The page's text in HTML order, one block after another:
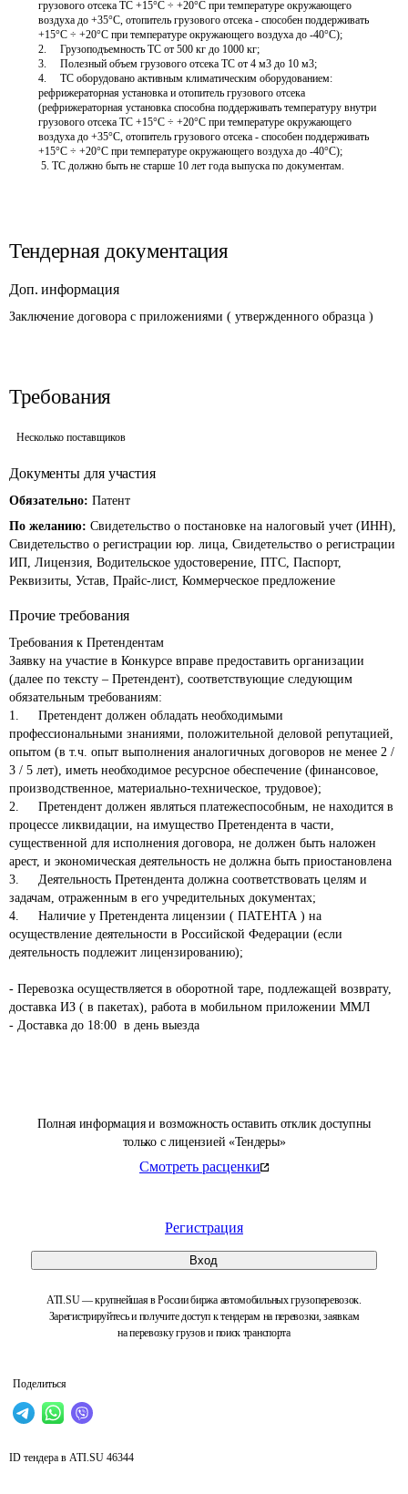
Полная информация и возможность оставить отклик доступны
только с лицензией «Тендеры»
Смотреть расценки
Регистрация
Вход
ATI.SU — крупнейшая в России биржа автомобильных грузоперевозок.
Зарегистрируйтесь и получите доступ к тендерам на перевозки, заявкам
на перевозку грузов и поиск транспорта
Поделиться
грузового отсека ТС +15°C ÷ +20°С при температуре окружающего
воздуха до +35°C, отопитель грузового отсека - способен поддерживать
+15°C ÷ +20°С при температуре окружающего воздуха до -40°C);
2.	Грузоподъемность ТС от 500 кг до 1000 кг;
3.	Полезный объем грузового отсека ТС от 4 м3 до 10 м3;
4.	ТС оборудовано активным климатическим оборудованием:
рефрижераторная установка и отопитель грузового отсека
(рефрижераторная установка способна поддерживать температуру внутри
грузового отсека ТС +15°C ÷ +20°С при температуре окружающего
воздуха до +35°C, отопитель грузового отсека - способен поддерживать
+15°C ÷ +20°С при температуре окружающего воздуха до -40°C);
Тендерная документация
Доп. информация
Заключение договора с приложениями ( утвержденного образца )
Требования
Несколько поставщиков
Документы для участия
Обязательно: Патент
По желанию: Свидетельство о постановке на налоговый учет (ИНН),
Свидетельство о регистрации юр. лица, Свидетельство о регистрации
ИП, Лицензия, Водительское удостоверение, ПТС, Паспорт,
Реквизиты, Устав, Прайс-лист, Коммерческое предложение
Прочие требования
Требования к Претендентам
Заявку на участие в Конкурсе вправе предоставить организации
(далее по тексту – Претендент), соответствующие следующим
обязательным требованиям:
1.	Претендент должен обладать необходимыми
профессиональными знаниями, положительной деловой репутацией,
опытом (в т.ч. опыт выполнения аналогичных договоров не менее 2 /
3 / 5 лет), иметь необходимое ресурсное обеспечение (финансовое,
производственное, материально-техническое, трудовое);
2.	Претендент должен являться платежеспособным, не находится в
процессе ликвидации, на имущество Претендента в части,
существенной для исполнения договора, не должен быть наложен
арест, и экономическая деятельность не должна быть приостановлена
3.	Деятельность Претендента должна соответствовать целям и
задачам, отраженным в его учредительных документах;
4.	Наличие у Претендента лицензии ( ПАТЕНТА ) на
осуществление деятельности в Российской Федерации (если
деятельность подлежит лицензированию);
- Перевозка осуществляется в оборотной таре, подлежащей возврату,
доставка ИЗ ( в пакетах), работа в мобильном приложении ММЛ
- Доставка до 18:00  в день выезда
ID тендера в ATI.SU 46344